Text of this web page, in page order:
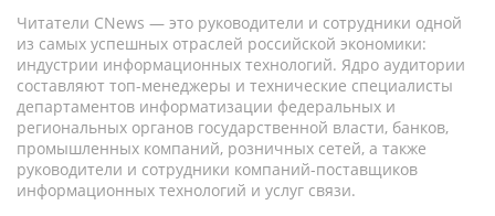
Читатели CNews — это руководители и сотрудники одной
из самых успешных отраслей российской экономики:
индустрии информационных технологий. Ядро аудитории
составляют топ-менеджеры и технические специалисты
департаментов информатизации федеральных и
региональных органов государственной власти, банков,
промышленных компаний, розничных сетей, а также
руководители и сотрудники компаний-поставщиков
информационных технологий и услуг связи.